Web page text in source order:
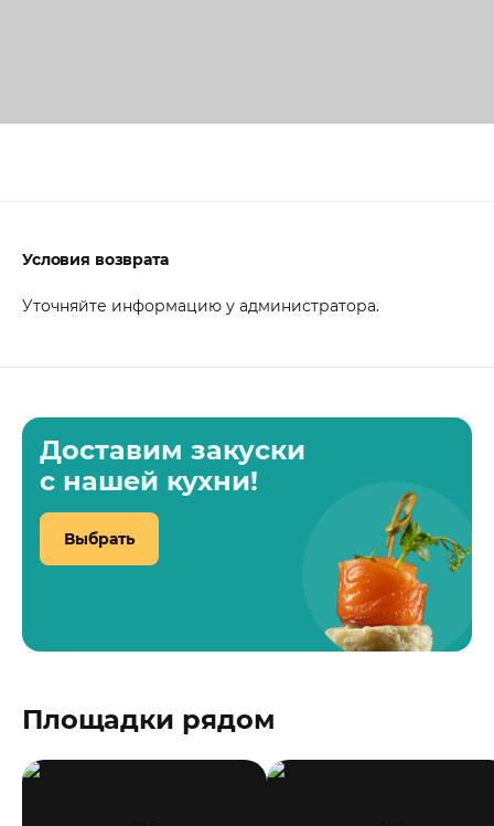
Условия возврата
Уточняйте информацию у администратора.
Доставим закуски
с нашей кухни!
Выбрать
Площадки рядом